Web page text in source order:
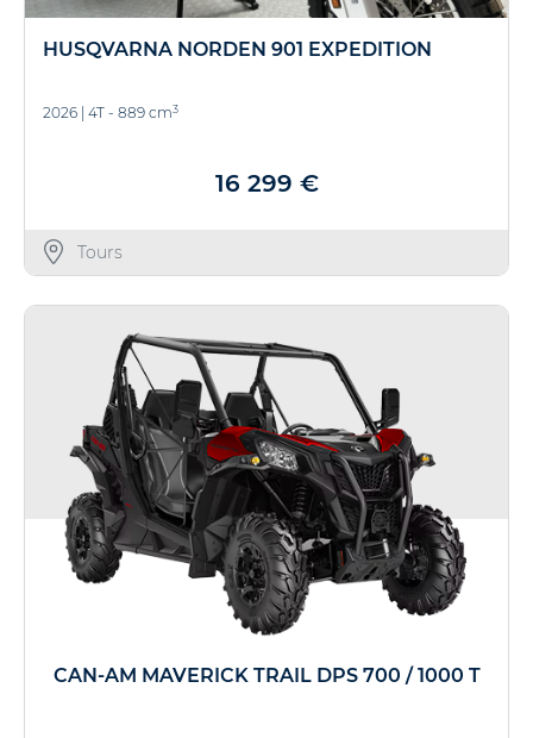
HUSQVARNA NORDEN 901 EXPEDITION
2026 4T - 889 cm3
16 299 €
Tours
CAN-AM MAVERICK TRAIL DPS 700 / 1000 T